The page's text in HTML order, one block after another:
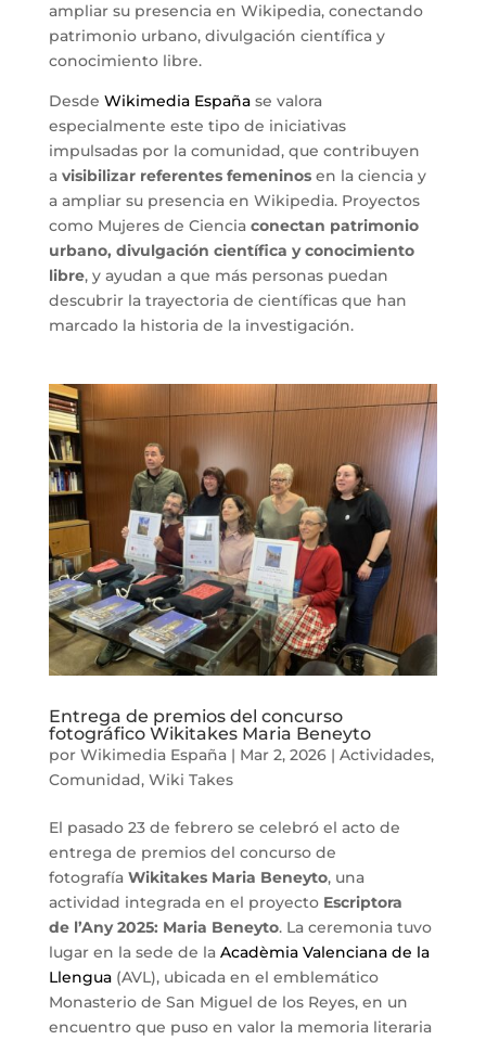
ampliar su presencia en Wikipedia, conectando
patrimonio urbano, divulgación científica y
conocimiento libre.
Desde Wikimedia Españase valora
especialmente este tipo de iniciativas
impulsadas por la comunidad, que contribuyen
a visibilizar referentes femeninosen la ciencia y
a ampliar su presencia en Wikipedia. Proyectos
como Mujeres de Ciencia conectan patrimonio
urbano, divulgación científica y conocimiento
libre, y ayudan a que más personas puedan
descubrir la trayectoria de científicas que han
marcado la historia de la investigación.
Entrega de premios del concurso
fotográfico Wikitakes Maria Beneyto
por Wikimedia España| Mar 2, 2026| Actividades,
Comunidad, Wiki Takes
El pasado 23 de febrero se celebró el acto de
entrega de premios del concurso de
fotografía Wikitakes Maria Beneyto, una
actividad integrada en el proyecto Escriptora
de l’Any 2025: Maria Beneyto. La ceremonia tuvo
lugar en la sede de la Acadèmia Valenciana de la
Llengua(AVL), ubicada en el emblemático
Monasterio de San Miguel de los Reyes, en un
encuentro que puso en valor la memoria literaria